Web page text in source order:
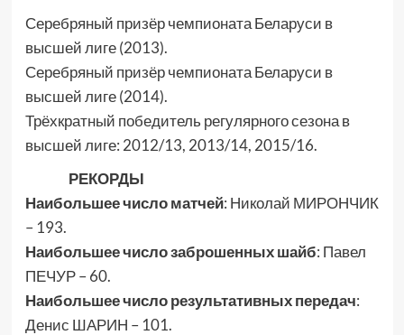
Серебряный призёр чемпионата Беларуси в
высшей лиге (2013).
Серебряный призёр чемпионата Беларуси в
высшей лиге (2014).
Трёхкратный победитель регулярного сезона в
высшей лиге: 2012/13, 2013/14, 2015/16.
РЕКОРДЫ
Наибольшее число матчей: Николай МИРОНЧИК
– 193.
Наибольшее число заброшенных шайб: Павел
ПЕЧУР – 60.
Наибольшее число результативных передач:
Денис ШАРИН – 101.